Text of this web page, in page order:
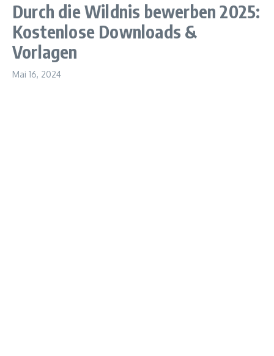
Durch die Wildnis bewerben 2025:
Kostenlose Downloads &
Vorlagen
Mai 16, 2024